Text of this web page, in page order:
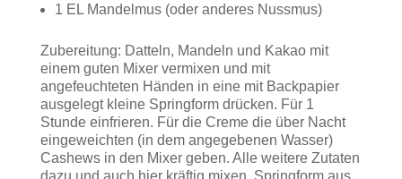
1 EL Mandelmus (oder anderes Nussmus)
Zubereitung: Datteln, Mandeln und Kakao mit
einem guten Mixer vermixen und mit
angefeuchteten Händen in eine mit Backpapier
ausgelegt kleine Springform drücken. Für 1
Stunde einfrieren. Für die Creme die über Nacht
eingeweichten (in dem angegebenen Wasser)
Cashews in den Mixer geben. Alle weitere Zutaten
dazu und auch hier kräftig mixen. Springform aus